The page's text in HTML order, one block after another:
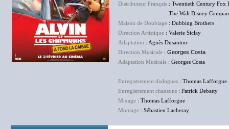
Distributeur Français : Twentieth Century Fox
The Walt Disney Company
Maison de Doublage : Dubbing Brothers
Direction Artistique : Valerie Siclay
Adaptation : Agnès Dusautoir
Direction Musicale : Georges Costa
Adaptation Musicale : Georges Costa
Enregistrement dialogues : Thomas Lafforgue
Enregistrement chansons : Patrick Debatty
Mixage : Thomas Lafforgue
Montage : Sébastien Lacheray